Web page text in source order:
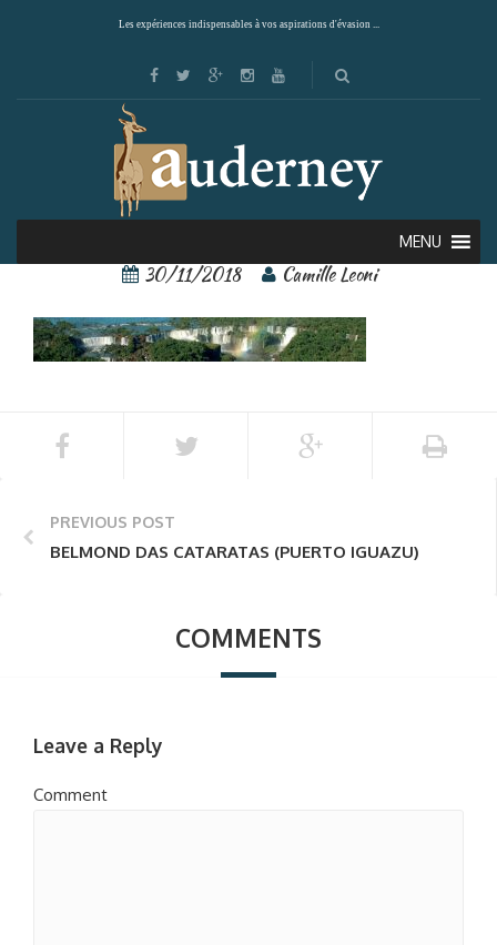
Les expériences indispensables à vos aspirations d'évasion ...
MENU
22694837[1] – Copie
30/11/2018 Camille Leoni
PREVIOUS POST
BELMOND DAS CATARATAS (PUERTO IGUAZU)
COMMENTS
Leave a Reply
Comment